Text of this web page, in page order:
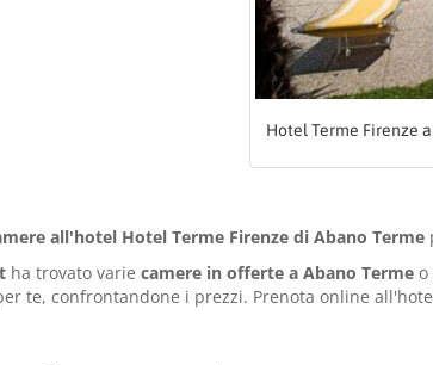
Hotel Terme Firenze
all'hotel Hotel Terme Firenze di Abano Terme
ha trovato varie camere in offerte a Abano Terme o
te, confrontandone i prezzi. Prenota online